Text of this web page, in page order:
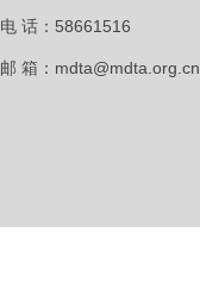
电 话：58661516
邮 箱：mdta@mdta.org.cn